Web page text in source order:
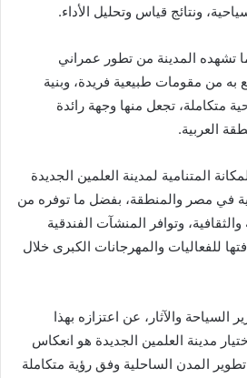
ونتائج قياس وتحليل الأداء.
تشهده المدينة من تطور عمراني
به من مقومات طبيعية فريدة، وبنية
متكاملة، تجعل منها وجهة رائدة
العربية.
المتنامية لمدينة العلمين الجديدة
في مصر والمنطقة، بفضل ما توفره من
وتوافر المنشآت الفندقية
للفعاليات والمهرجانات الكبرى خلال
والآثار، عن اعتزازه بهذا
مدينة العلمين الجديدة هو انعكاس
المدن الساحلية وفق رؤية متكاملة